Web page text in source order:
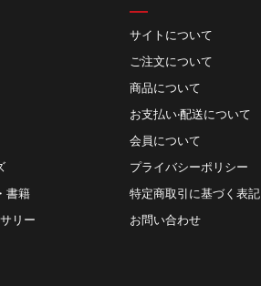
書籍
リー
サイトについて
ご注⽂について
商品について
お⽀払い‧配送について
会員について
プライバシーポリシー
特定商取引に基づく表記
お問い合わせ